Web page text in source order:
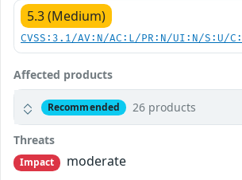
5.3 (Medium)
CVSS:3.1/AV:N/AC:L/PR:N/UI:N/S:U/
Affected products
Recommended 26 products
Threats
Impact
moderate